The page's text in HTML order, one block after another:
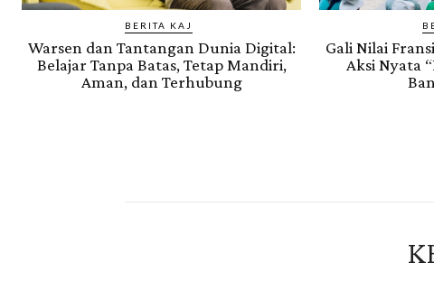
BERITA KAJ
Warsen dan Tantangan Dunia Digital:
Belajar Tanpa Batas, Tetap Mandiri,
Aman, dan Terhubung
Gali Nilai
Aksi Nyata